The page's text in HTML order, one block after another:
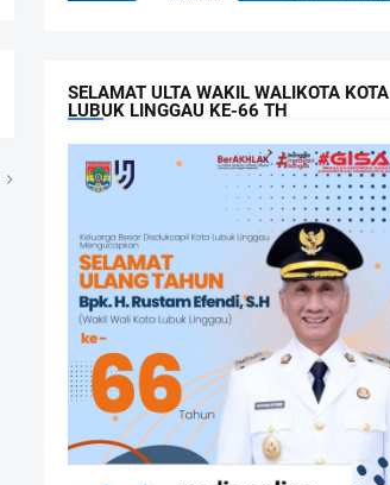
SELAMAT ULTA WAKIL WALIKOTA KOTA
LUBUK LINGGAU KE-66 TH